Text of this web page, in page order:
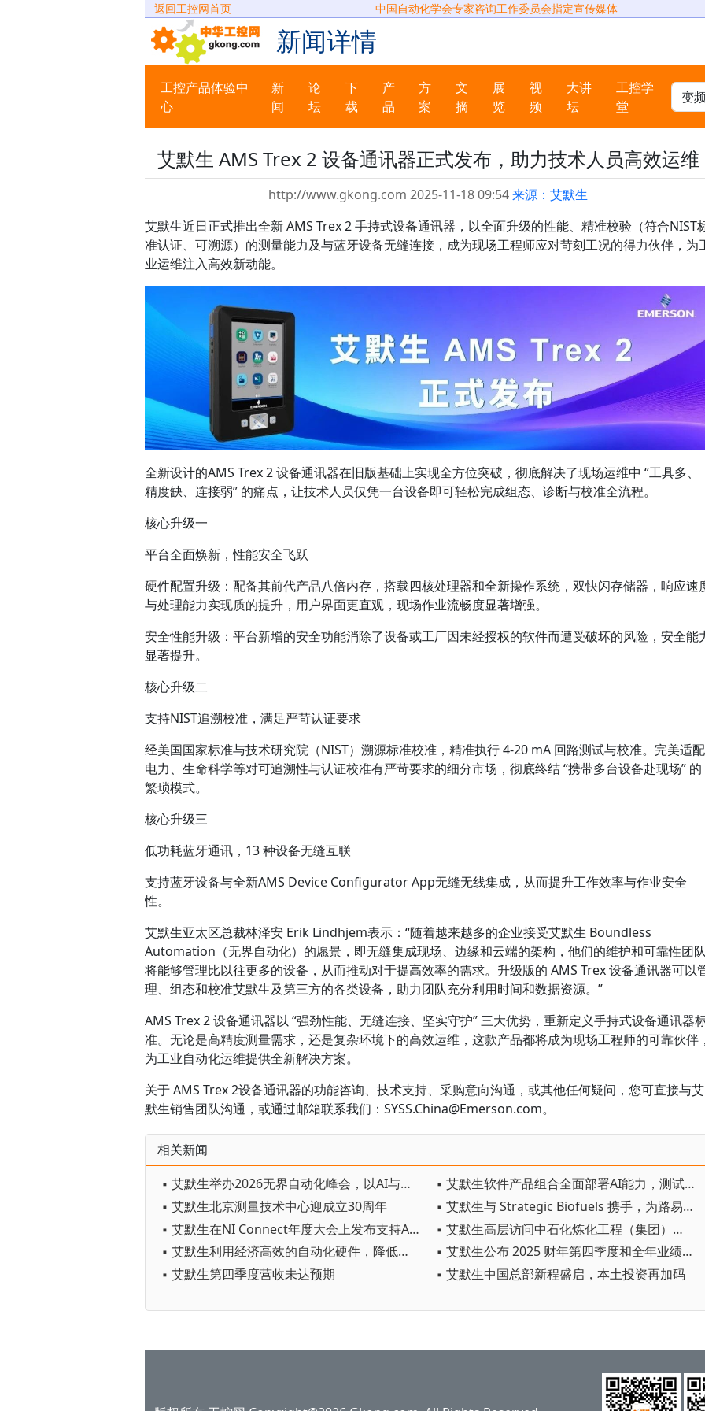
返回工控网首页 中国自动化学会专家咨询工作委员会指定宣传媒体
新闻详情
工控产品体验中
心
新
闻
论
坛
下
载
产
品
方
案
文
摘
展
览
视
频
大讲
坛
工控学
堂
艾默生 AMS Trex 2 设备通讯器正式发布，助力技术人员高效运维
http://www.gkong.com 2025-11-18 09:54来源：艾默生
艾默生近日正式推出全新 AMS Trex 2 手持式设备通讯器，以全面升级的性能、精准校验（符合NIST
准认证、可溯源）的测量能力及与蓝牙设备无缝连接，成为现场工程师应对苛刻工况的得力伙伴，为
业运维注入高效新动能。
全新设计的AMS Trex 2 设备通讯器在旧版基础上实现全方位突破，彻底解决了现场运维中 “工具多、
精度缺、连接弱” 的痛点，让技术人员仅凭一台设备即可轻松完成组态、诊断与校准全流程。
核心升级一
平台全面焕新，性能安全飞跃
硬件配置升级：配备其前代产品八倍内存，搭载四核处理器和全新操作系统，双快闪存储器，响应速
与处理能力实现质的提升，用户界面更直观，现场作业流畅度显著增强。
安全性能升级：平台新增的安全功能消除了设备或工厂因未经授权的软件而遭受破坏的风险，安全能
显著提升。
核心升级二
支持NIST追溯校准，满足严苛认证要求
经美国国家标准与技术研究院（NIST）溯源标准校准，精准执行 4-20 mA 回路测试与校准。完美适配
电力、生命科学等对可追溯性与认证校准有严苛要求的细分市场，彻底终结 “携带多台设备赴现场” 的
繁琐模式。
核心升级三
低功耗蓝牙通讯，13 种设备无缝互联
支持蓝牙设备与全新AMS Device Configurator App无缝无线集成，从而提升工作效率与作业安全
性。
艾默生亚太区总裁林泽安 Erik Lindhjem表示：“随着越来越多的企业接受艾默生 Boundless
Automation（无界自动化）的愿景，即无缝集成现场、边缘和云端的架构，他们的维护和可靠性团队
将能够管理比以往更多的设备，从而推动对于提高效率的需求。升级版的 AMS Trex 设备通讯器可以
理、组态和校准艾默生及第三方的各类设备，助力团队充分利用时间和数据资源。”
AMS Trex 2 设备通讯器以 “强劲性能、无缝连接、坚实守护” 三大优势，重新定义手持式设备通讯器
准。无论是高精度测量需求，还是复杂环境下的高效运维，这款产品都将成为现场工程师的可靠伙伴，
为工业自动化运维提供全新解决方案。
关于 AMS Trex 2设备通讯器的功能咨询、技术支持、采购意向沟通，或其他任何疑问，您可直接与艾
默生销售团队沟通，或通过邮箱联系我们：SYSS.China@Emerson.com。
相关新闻
▪ 艾默生举办2026无界自动化峰会，以AI与本土创新驱动自主智造
▪ 艾默生软件产品组合全面部署AI能力，测试效率提升高达50%
▪ 艾默生北京测量技术中心迎成立30周年
▪ 艾默生与 Strategic Biofuels 携手，为路易斯安那州提供可再生碳中和电力
▪ 艾默生在NI Connect年度大会上发布支持AI的测试自动化平台
▪ 艾默生高层访问中石化炼化工程（集团）股份有限公司，共绘全球项目合作新蓝图
▪ 艾默生利用经济高效的自动化硬件，降低模块化测试平台使用门槛
▪ 艾默生公布 2025 财年第四季度和全年业绩，并对 2026 财年做出初步展望
▪ 艾默生第四季度营收未达预期
▪ 艾默生中国总部新程盛启，本土投资再加码